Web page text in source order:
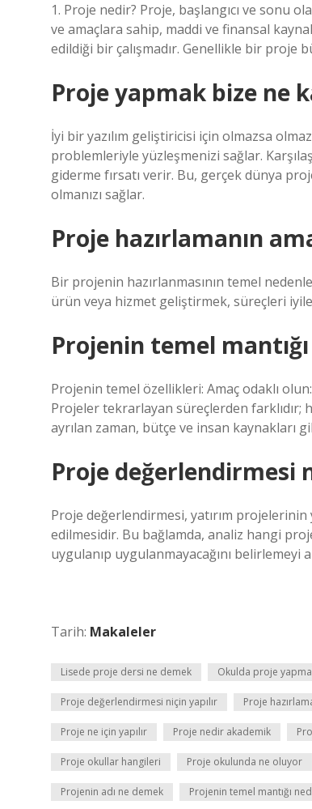
1. Proje nedir? Proje, başlangıcı ve sonu
ve amaçlara sahip, maddi ve finansal
edildiği bir çalışmadır. Genellikle bir proje
Proje yapmak bize ne
İyi bir yazılım geliştiricisi için olmazsa
problemleriyle yüzleşmenizi sağlar.
giderme fırsatı verir. Bu, gerçek dünya
olmanızı sağlar.
Proje hazırlamanın
Bir projenin hazırlanmasının temel
ürün veya hizmet geliştirmek, süreçleri
Projenin temel
Projenin temel özellikleri: Amaç odaklı
Projeler tekrarlayan süreçlerden farklıdır;
ayrılan zaman, bütçe ve insan kaynakları
Proje değerlendirmesi
Proje değerlendirmesi, yatırım projelerinin
edilmesidir. Bu bağlamda, analiz hangi
uygulanıp uygulanmayacağını belirlemeyi
Tarih: Makaleler
Lisede proje dersi ne demek Okulda proje
Proje değerlendirmesi niçin yapılır Proje
Proje ne için yapılır Proje nedir akademik
Proje okullar hangileri Proje okulunda ne oluyor
Projenin adı ne demek Projenin temel mantığı